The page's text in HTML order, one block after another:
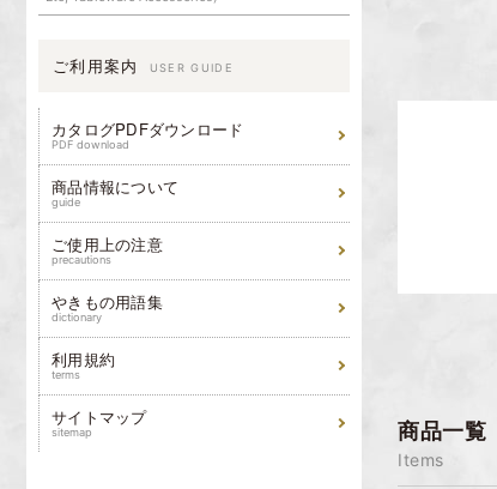
ご利用案内 USER GUIDE
カタログPDFダウンロード
PDF download
商品情報について
guide
ご使用上の注意
precautions
やきもの用語集
dictionary
利用規約
terms
サイトマップ
sitemap 商品一覧
Items